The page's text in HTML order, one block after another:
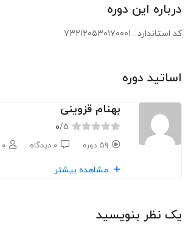
درباره این دوره
کد استاندارد : ۷۳۲۱۲۰۵۳۰۱۷۰۰۰۱
اساتید دوره
بهنام قزوینی
۰/۵
۵۹ دوره ۰ دیدگاه ۰ دانشجو
مشاهده بیشتر
یک نظر بنویسید